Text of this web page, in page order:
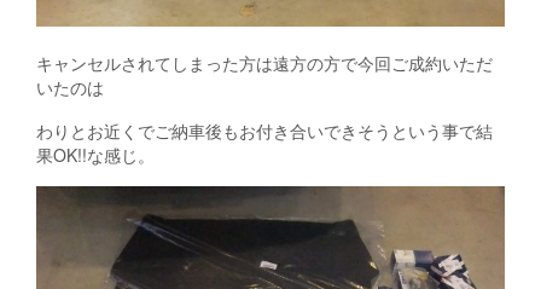
キャンセルされてしまった方は遠方の方で今回ご成約いただ
いたのは
わりとお近くでご納車後もお付き合いできそうという事で結
果OK!!な感じ。